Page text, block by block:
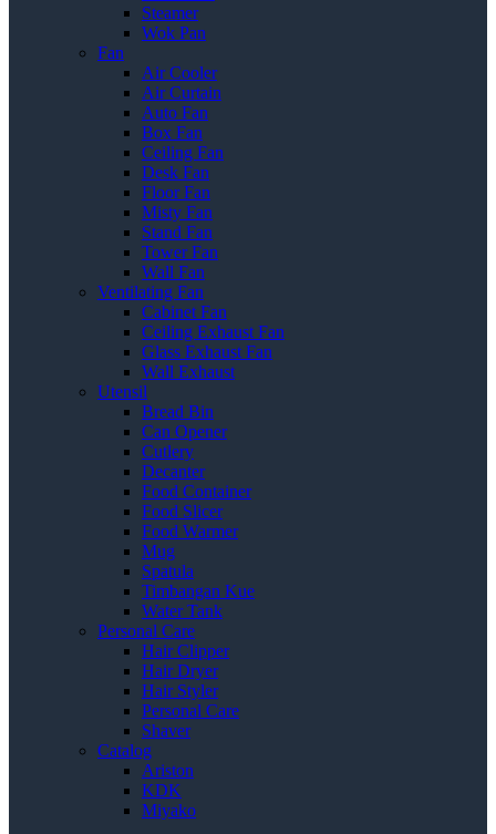
Steamer
Wok Pan
Fan
Air Cooler
Air Curtain
Auto Fan
Box Fan
Ceiling Fan
Desk Fan
Floor Fan
Misty Fan
Stand Fan
Tower Fan
Wall Fan
Ventilating Fan
Cabinet Fan
Ceiling Exhaust Fan
Glass Exhaust Fan
Wall Exhaust
Utensil
Bread Bin
Can Opener
Cutlery
Decanter
Food Container
Food Slicer
Food Warmer
Mug
Spatula
Timbangan Kue
Water Tank
Personal Care
Hair Clipper
Hair Dryer
Hair Styler
Personal Care
Shaver
Catalog
Ariston
KDK
Miyako